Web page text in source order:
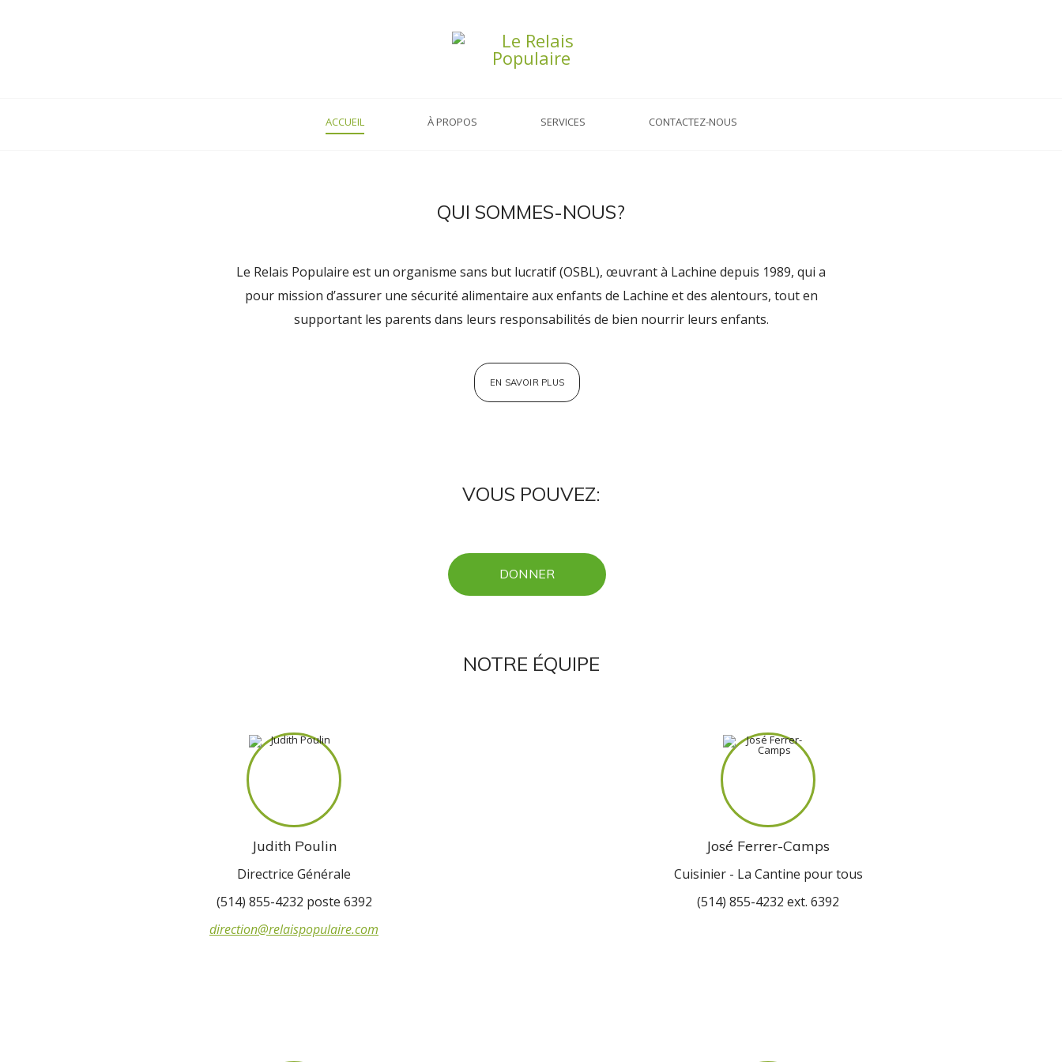
ACCUEIL À PROPOS SERVICES CONTACTEZ-NOUS
QUI SOMMES-NOUS?
Le Relais Populaire est un organisme sans but lucratif (OSBL), œuvrant à Lachine depuis 1989, qui a
pour mission d’assurer une sécurité alimentaire aux enfants de Lachine et des alentours, tout en
supportant les parents dans leurs responsabilités de bien nourrir leurs enfants.
EN SAVOIR PLUS
VOUS POUVEZ:
DONNER
NOTRE ÉQUIPE
Judith Poulin
Directrice Générale
(514) 855-4232 poste 6392
direction@relaispopulaire.com
José Ferrer-Camps
Cuisinier - La Cantine pour tous
(514) 855-4232 ext. 6392